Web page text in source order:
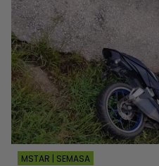
MSTAR | SEMASA